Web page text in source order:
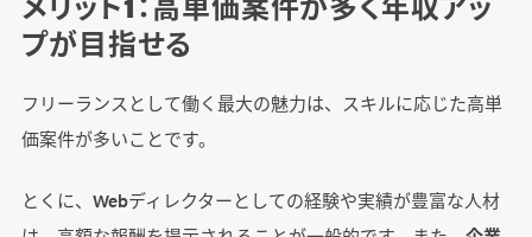
プが目指せる
フリーランスとして働く最大の魅力は、スキルに応じた高単
価案件が多いことです。
とくに、Webディレクターとしての経験や実績が豊富な人材